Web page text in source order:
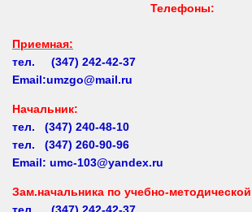
Приемная:
тел. (347) 242-42-37
Email:umzgo@mail.ru
Начальник
тел. (347) 240-48-10
тел. (347) 260-90-96
Email: umc-103@yandex.ru
Зам.начальника по учебно-методической
тел. (347) 242-42-37